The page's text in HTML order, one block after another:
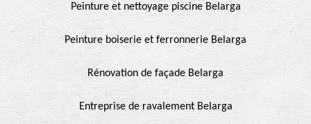
Peinture et nettoyage piscine Belarga
Peinture boiserie et ferronnerie Belarga
Rénovation de façade Belarga
Entreprise de ravalement Belarga